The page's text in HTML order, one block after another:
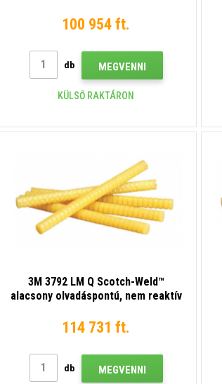
kiszerelés
100 954 ft.
db MEGVENNI
KÜLSŐ RAKTÁRON
3M 3792 LM Q Scotch-Weld™
alacsony olvadáspontú, nem reaktív
kiszerelés
114 731 ft.
db MEGVENNI